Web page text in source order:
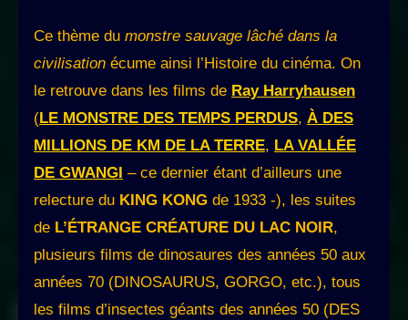
Ce thème du monstre sauvage lâché dans la
civilisation écume ainsi l’Histoire du cinéma. On
le retrouve dans les films de Ray Harryhausen
(LE MONSTRE DES TEMPS PERDUS, À DES
MILLIONS DE KM DE LA TERRE, LA VALLÉE
DE GWANGI – ce dernier étant d’ailleurs une
relecture du KING KONG de 1933 -), les suites
de L’ÉTRANGE CRÉATURE DU LAC NOIR,
plusieurs films de dinosaures des années 50 aux
années 70 (DINOSAURUS, GORGO, etc.), tous
les films d’insectes géants des années 50 (DES